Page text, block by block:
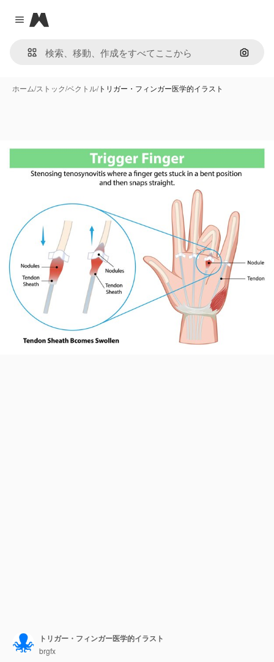
Close menu
Magnific
画像で
ホーム/ストック/ベクトル/トリガー・フィンガー医学的イラスト
トリガー・フィンガー医学的イラスト
brgfx